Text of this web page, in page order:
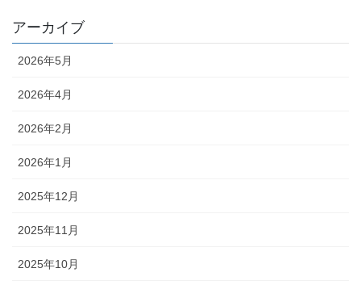
アーカイブ
2026年5月
2026年4月
2026年2月
2026年1月
2025年12月
2025年11月
2025年10月